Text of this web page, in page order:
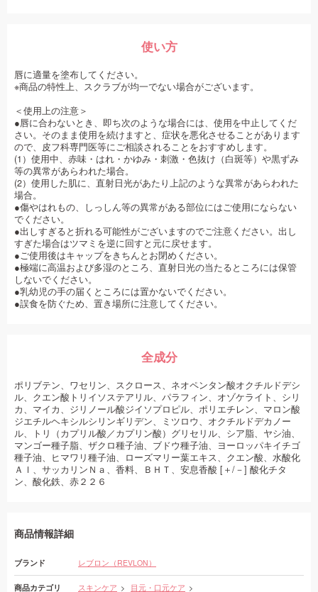
使い方
唇に適量を塗布してください。
※商品の特性上、スクラブが均一でない場合がございます。
＜使用上の注意＞
●唇に合わないとき、即ち次のような場合には、使用を中止してくだ
さい。そのまま使用を続けますと、症状を悪化させることがあります
ので、皮フ科専門医等にご相談されることをおすすめします。
(1）使用中、赤味・はれ・かゆみ・刺激・色抜け（白斑等）や黒ずみ
等の異常があらわれた場合。
(2）使用した肌に、直射日光があたり上記のような異常があらわれた
場合。
●傷やはれもの、しっしん等の異常がある部位にはご使用にならない
でください。
●出しすぎると折れる可能性がございますのでご注意ください。出し
すぎた場合はツマミを逆に回すと元に戻せます。
●ご使用後はキャップをきちんとお閉めください。
●極端に高温および多湿のところ、直射日光の当たるところには保管
しないでください。
●乳幼児の手の届くところには置かないでください。
●誤食を防ぐため、置き場所に注意してください。
全成分
ポリブテン、ワセリン、スクロース、ネオペンタン酸オクチルドデシ
ル、クエン酸トリイソステアリル、パラフィン、オゾケライト、シリ
カ、マイカ、ジリノール酸ジイソプロピル、ポリエチレン、マロン酸
ジエチルヘキシルシリンギリデン、ミツロウ、オクチルドデカノー
ル、トリ（カプリル酸／カプリン酸）グリセリル、シア脂、ヤシ油、
マンゴー種子脂、ザクロ種子油、ブドウ種子油、ヨーロッパキイチゴ
種子油、ヒマワリ種子油、ローズマリー葉エキス、クエン酸、水酸化
Ａｌ、サッカリンＮａ、香料、ＢＨＴ、安息香酸 [＋/－] 酸化チタ
ン、酸化鉄、赤２２６
商品情報詳細
ブランド レブロン（REVLON）
商品カテゴリ スキンケア 目元・口元ケア